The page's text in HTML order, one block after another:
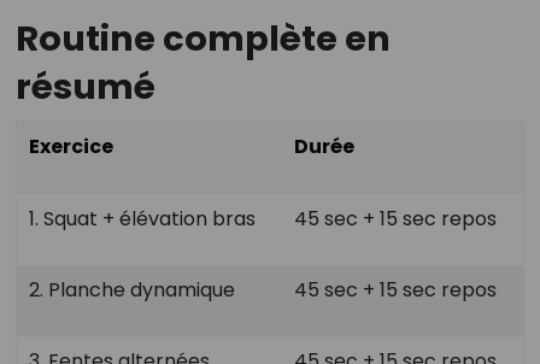
Routine complète en
résumé
Exercice Durée
1. Squat + élévation bras 45 sec + 15 sec repos
2. Planche dynamique 45 sec + 15 sec repos